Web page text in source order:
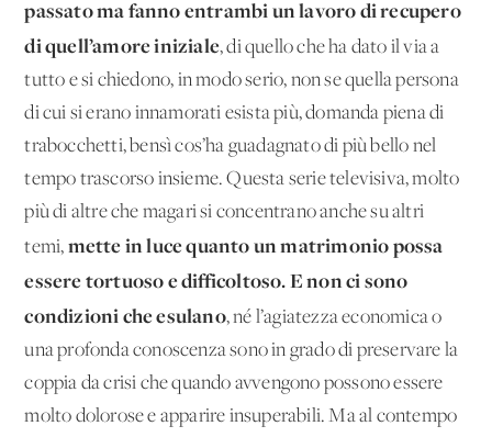
passato ma fanno entrambi un lavoro di recupero
di quell’amore iniziale, di quello che ha dato il via a
tutto e si chiedono, in modo serio, non se quella persona
di cui si erano innamorati esista più, domanda piena di
trabocchetti, bensì cos’ha guadagnato di più bello nel
tempo trascorso insieme. Questa serie televisiva, molto
più di altre che magari si concentrano anche su altri
temi, mette in luce quanto un matrimonio possa
essere tortuoso e difficoltoso. E non ci sono
condizioni che esulano, né l’agiatezza economica o
una profonda conoscenza sono in grado di preservare la
coppia da crisi che quando avvengono possono essere
molto dolorose e apparire insuperabili. Ma al contempo